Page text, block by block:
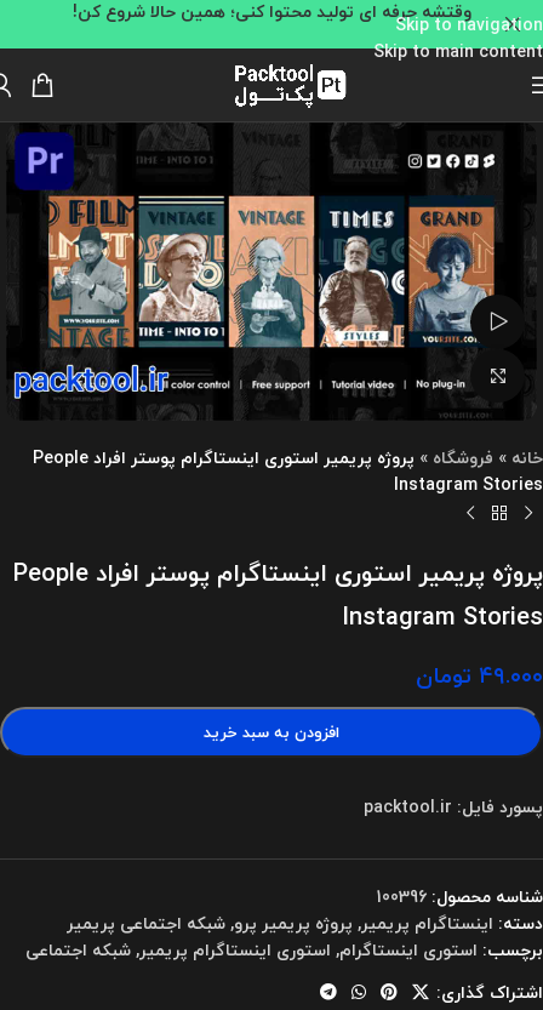
Skip to navigation
Skip to main content
وقتشه حرفه ای تولید محتوا کنی؛ همین حالا شروع کن!
تماشای ویدئو
بزرگنمایی تصویر
خانه » فروشگاه »
پروژه پریمیر استوری اینستاگرام پوستر افراد People
Instagram Stories
پروژه پریمیر استوری اینستاگرام پوستر افراد People
Instagram Stories
۴۹.۰۰۰ تومان
افزودن به سبد خرید
پسورد فایل: packtool.ir
شناسه محصول: 100396
دسته: اینستاگرام پریمیر, پروژه پریمیر پرو,شبکه اجتماعی پریمیر
برچسب: استوری اینستاگرام, استوری اینستاگرام پریمیر,شبکه اجتماعی
اشتراک گذاری: